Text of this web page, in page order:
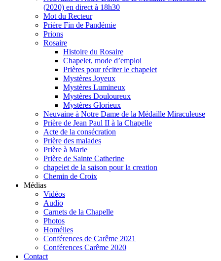
(2020) en direct à 18h30
Mot du Recteur
Prière Fin de Pandémie
Prions
Rosaire
Histoire du Rosaire
Chapelet, mode d’emploi
Prières pour réciter le chapelet
Mystères Joyeux
Mystères Lumineux
Mystères Douloureux
Mystères Glorieux
Neuvaine à Notre Dame de la Médaille Miraculeuse
Prière de Jean Paul II à la Chapelle
Acte de la consécration
Prière des malades
Prière à Marie
Prière de Sainte Catherine
chapelet de la saison pour la creation
Chemin de Croix
Médias
Vidéos
Audio
Carnets de la Chapelle
Photos
Homélies
Conférences de Carême 2021
Conférences Carême 2020
Contact